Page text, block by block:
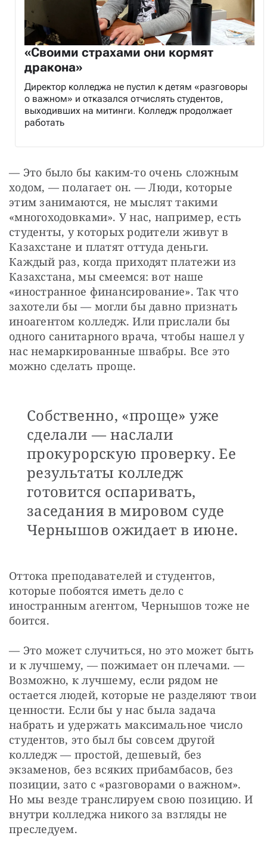
«Своими страхами они кормят
дракона»
Директор колледжа не пустил к детям «разговоры
о важном» и отказался отчислять студентов,
выходивших на митинги. Колледж продолжает
работать
— Это было бы каким-то очень сложным
ходом, — полагает он. — Люди, которые
этим занимаются, не мыслят такими
«многоходовками». У нас, например, есть
студенты, у которых родители живут в
Казахстане и платят оттуда деньги.
Каждый раз, когда приходят платежи из
Казахстана, мы смеемся: вот наше
«иностранное финансирование». Так что
захотели бы — могли бы давно признать
иноагентом колледж. Или прислали бы
одного санитарного врача, чтобы нашел у
нас немаркированные швабры. Все это
можно сделать проще.
Собственно, «проще» уже
сделали — наслали
прокурорскую проверку. Ее
результаты колледж
готовится оспаривать,
заседания в мировом суде
Чернышов ожидает в июне.
Оттока преподавателей и студентов,
которые побоятся иметь дело с
иностранным агентом, Чернышов тоже не
боится.
— Это может случиться, но это может быть
и к лучшему, — пожимает он плечами. —
Возможно, к лучшему, если рядом не
остается людей, которые не разделяют твои
ценности. Если бы у нас была задача
набрать и удержать максимальное число
студентов, это был бы совсем другой
колледж — простой, дешевый, без
экзаменов, без всяких прибамбасов, без
позиции, зато с «разговорами о важном».
Но мы везде транслируем свою позицию. И
внутри колледжа никого за взгляды не
преследуем.